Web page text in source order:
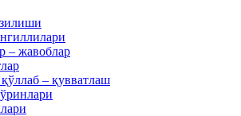
– жавоблар
– қувватлаш